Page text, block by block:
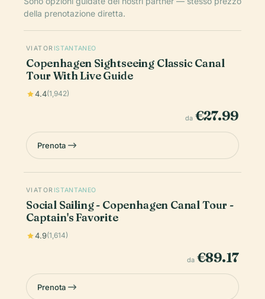
della prenotazione diretta.
VIATOR ISTANTANEO
Copenhagen Sightseeing Classic Canal
Tour With Live Guide
4.4(1,942)
da €27.99
Prenota
VIATOR ISTANTANEO
Social Sailing - Copenhagen Canal Tour -
Captain's Favorite
4.9(1,614)
da €89.17
Prenota